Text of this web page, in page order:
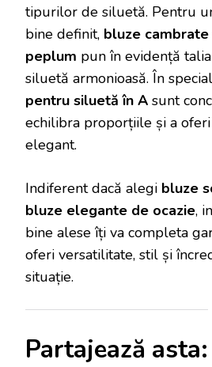
tipurilor de siluetă. Pentru
bine definit, bluze cambrate
peplum pun în evidență
siluetă armonioasă. În
pentru siluetă în A sunt
echilibra proporțiile și a
elegant.
Indiferent dacă alegi bluze
bluze elegante de ocazie,
bine alese îți va completa
oferi versatilitate, stil și
situație.
Partajează asta: